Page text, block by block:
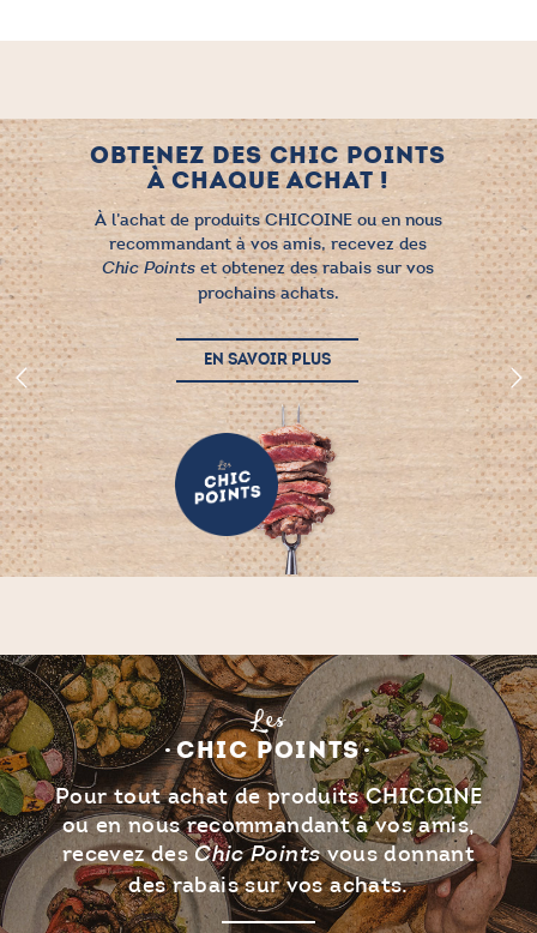
À l’achat de produits CHICOINE ou en nous
recommandant à vos amis, recevez des
Chic Points et obtenez des rabais sur vos
prochains achats.
OBTENEZ DES CHIC POINTS
À CHAQUE ACHAT !
EN SAVOIR PLUS
Les
CHIC POINTS
Pour tout achat de produits CHICOINE
ou en nous recommandant à vos amis,
recevez desChic Pointsvous donnant
des rabais sur vos achats.